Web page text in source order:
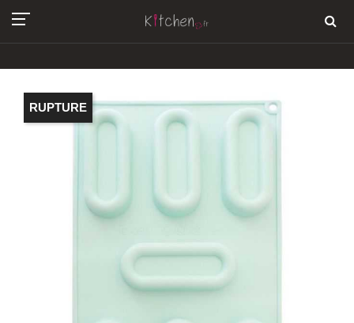
RUPTURE